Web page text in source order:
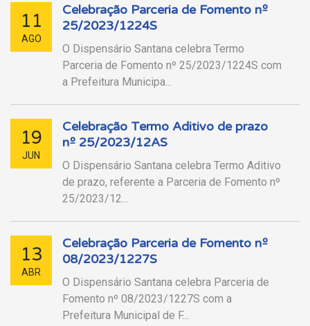
11
AGO
Celebração Parceria de Fomento nº
25/2023/1224S
O Dispensário Santana celebra Termo
Parceria de Fomento nº 25/2023/1224S com
a Prefeitura Municipa...
19
JUN
Celebração Termo Aditivo de prazo
nº 25/2023/12AS
O Dispensário Santana celebra Termo Aditivo
de prazo, referente a Parceria de Fomento nº
25/2023/12...
13
ABR
Celebração Parceria de Fomento nº
08/2023/1227S
O Dispensário Santana celebra Parceria de
Fomento nº 08/2023/1227S com a
Prefeitura Municipal de F...